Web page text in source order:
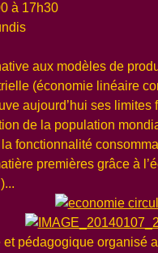
à 17h30
aux modèles de
(économie linéaire
aujourd’hui ses
de la population
fonctionnalité
premières grâce à
pédagogique organisé